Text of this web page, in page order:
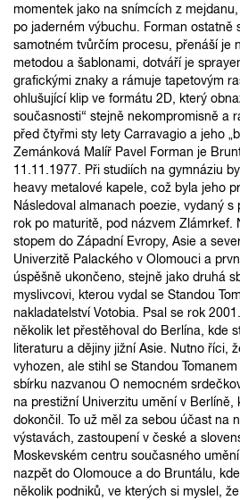
momentek jako na snímcích z
po jaderném výbuchu. Forman ostatně
samotném tvůrčím procesu, přenáší je
metodou a šablonami, dotváří je
grafickými znaky a rámuje tapetovým
ohlušující klip ve formátu 2D, který
současnosti“ stejně nekompromisně a
před čtyřmi sty lety Carravagio a jeho
Zemánková Malíř Pavel Forman je
11.11.1977. Při studiích na gymnáziu
heavy metalové kapele, což byla jeho
Následoval almanach poezie, vydaný
rok po maturitě, pod názvem Zlámrkef.
stopem do Západní Evropy, Asie a
Univerzitě Palackého v Olomouci a
úspěšně ukončeno, stejně jako druhá
myslivcovi, kterou vydal se Standou
nakladatelství Votobia. Psal se rok
několik let přestěhoval do Berlína, kde
literaturu a dějiny jižní Asie. Nutno říci,
vyhozen, ale stihl se Standou
sbírku nazvanou O nemocném
na prestižní Univerzitu umění v Berlíně,
dokončil. To už měl za sebou účast na
výstavách, zastoupení v české a
Moskevském centru současného
nazpět do Olomouce a do Bruntálu,
několik podniků, ve kterých si myslel,